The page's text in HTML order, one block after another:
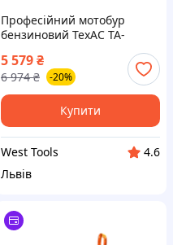
Професійний мотобур
бензиновий ТехАС TA-
GA1900)
5 579₴
6 974 ₴ -20%
Купити
West Tools
4.6
Львів